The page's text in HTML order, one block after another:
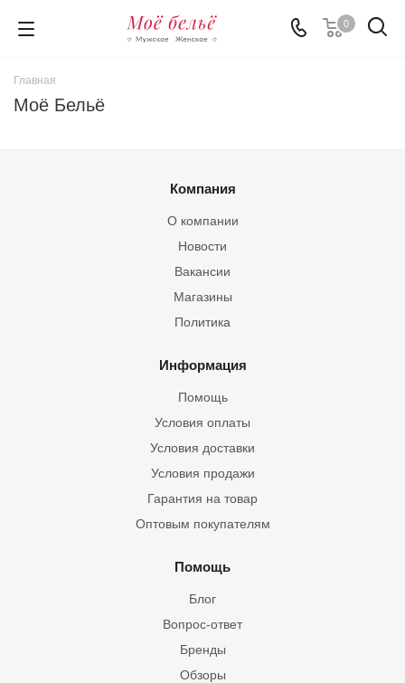
0
Главная
Моё Бельё
Компания
О компании
Новости
Вакансии
Магазины
Политика
Информация
Помощь
Условия оплаты
Условия доставки
Условия продажи
Гарантия на товар
Оптовым покупателям
Помощь
Блог
Вопрос-ответ
Бренды
Обзоры